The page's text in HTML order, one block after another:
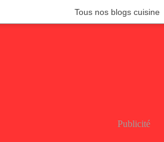
Tous nos blogs cuisine
Publicité